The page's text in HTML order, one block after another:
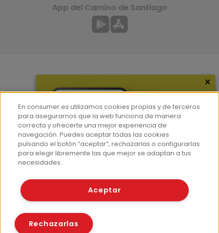
Hemeroteca
Contacto
Prensa
Corpus Lingüístico Consumer
App del Camino de Santiago
© Fundación EROSKI
Políticas de cookies
×
En consumer.es utilizamos cookies propias y de terceros
para asegurarnos que la web funciona de manera
correcta y ofrecerte una mejor experiencia de
navegación. Puedes aceptar todas las cookies
pulsando el botón “aceptar”, rechazarlas o configurarlas
para elegir libremente las que mejor se adaptan a tus
necesidades.
Aceptar
Rechazarlas